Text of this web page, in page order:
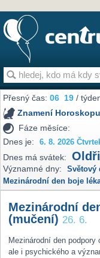
Přesný čas:06 19 /
Znamení
Fáze měsíce:
Dnes je:
6. 8. 2026
Dnes má svátek:
Významné dny: Světový
Mezinárodní den boje
Mezinárodní
(mučení) 26. 6.
Mezinárodní den
ale i psychického a